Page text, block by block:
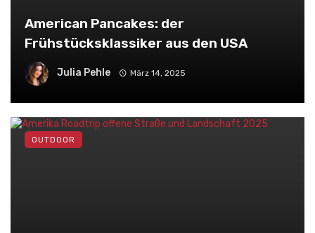
American Pancakes: der
Frühstücksklassiker aus den USA
Julia Pehle März 14, 2025
OUTDOOR